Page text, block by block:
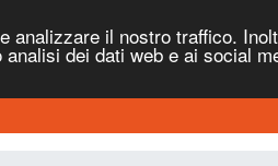
analizzare il nostro traffico.
dei dati web e ai social